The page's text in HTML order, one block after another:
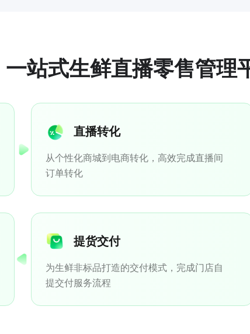
一站式生鲜直播零售管理
直播转化
从个性化商城到电商转化，高效完成直播间
订单转化
提货交付
为生鲜非标品打造的交付模式，完成门店自
提交付服务流程